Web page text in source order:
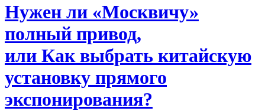
Нужен ли «Москвичу»
полный привод,
или Как выбрать китайскую
установку прямого
экспонирования?